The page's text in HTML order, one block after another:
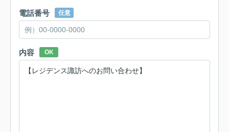
電話番号 任意
内容 OK